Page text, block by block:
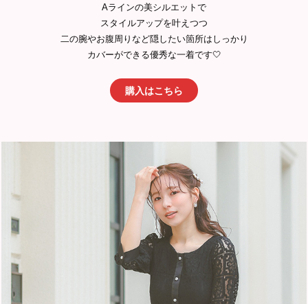
Aラインの美シルエットで
スタイルアップを叶えつつ
二の腕やお腹周りなど隠したい箇所はしっかり
カバーができる優秀な一着です🤍
購入はこちら